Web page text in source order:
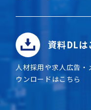
資料DLは
人材採用や求人広告
ウンロードはこちら